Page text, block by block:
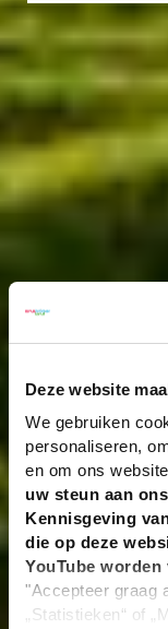
Deze website
We gebruiken
personaliseren,
en om ons
uw steun aan
Kennisgeving
die op deze
YouTube worden
"Accepteer graag
„Statistieken“ of